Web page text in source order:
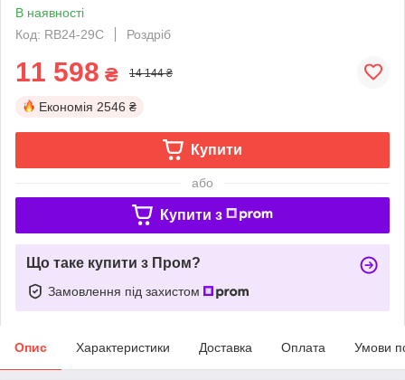
В наявності
Код: RB24-29С
Роздріб
11 598 ₴ 14 144 ₴
Економія 2546 ₴
Купити
або
Купити з
Що таке купити з Пром?
Замовлення під захистом
Опис Характеристики Доставка Оплата Умови